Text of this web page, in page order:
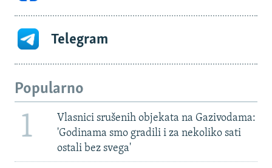
Telegram
Popularno
1
Vlasnici srušenih objekata na Gazivodama:
'Godinama smo gradili i za nekoliko sati
ostali bez svega'